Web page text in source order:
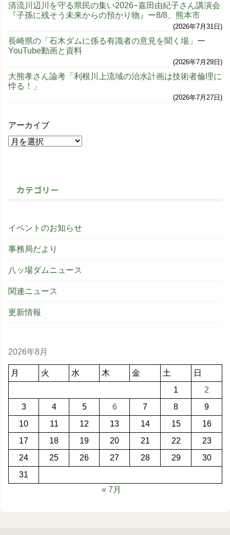
清流川辺川を守る県民の集い2026−嘉田由紀子さん講演会
『子孫に残そう未来からの預かり物』ー8/8、熊本市
2026年7月31日
長崎県の「石木ダムに係る有識者の意見を聞く場」ー
YouTube動画と資料
2026年7月29日
大熊孝さん論考「利根川上流域の治水計画は技術者倫理に
悖る！」
2026年7月27日
アーカイブ
カテゴリー
イベントのお知らせ
事務局だより
八ッ場ダムニュース
関連ニュース
更新情報
2026年8月
月 火 水 木 金 土
日
1
2
3
4 5 6 7 8
9
10
11 12 13 14 15
16
17
18 19 20 21 22
23
24
25 26 27 28 29
30
31
« 7月